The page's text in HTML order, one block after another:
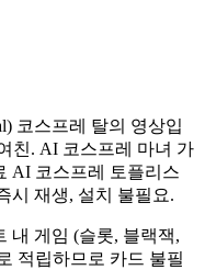
코스프레 탈의 영상입
친. AI 코스프레 마녀 가
AI 코스프레 토플리스
시 재생, 설치 불필요.
내 게임 (슬롯, 블랙잭,
적립하므로 카드 불필